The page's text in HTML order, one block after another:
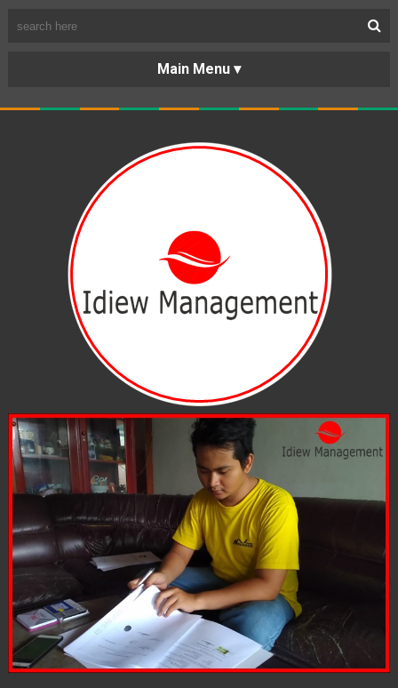
BERANDA
PORTOFOLIO
KARIR
KERJASAMA
LAYANAN